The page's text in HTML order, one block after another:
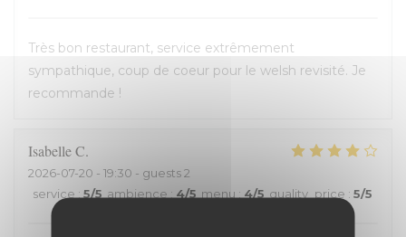
Très bon restaurant, service extrêmement
sympathique, coup de coeur pour le welsh revisité. Je
recommande !
IsabelleC
2026-07-20 - 19:30 - guests 2
service : 5/5 ambience : 4/5 menu : 4/5 quality_price : 5/5